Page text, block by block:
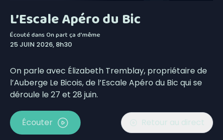
L’Escale Apéro du Bic
Écouté dansOn part ça d'même
25 JUIN 2026, 8h30
On parle avec Élizabeth Tremblay, propriétaire de
l’Auberge Le Bicois, de l’Escale Apéro du Bic qui se
déroule le 27 et 28 juin.
Écouter Retour au direct